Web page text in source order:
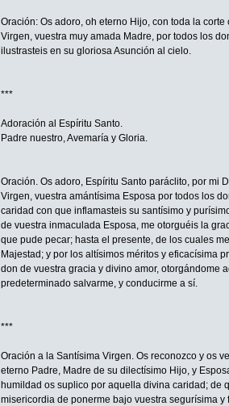
Oración: Os adoro, oh eterno Hijo, con toda la
Virgen, vuestra muy amada Madre, por todos los
ilustrasteis en su gloriosa Asunción al cielo.
***
Adoración al Espíritu Santo.
Padre nuestro, Avemaría y Gloria.
Oración. Os adoro, Espíritu Santo paráclito, por mi
Virgen, vuestra amántísima Esposa por todos los
caridad con que inflamasteis su santísimo y
de vuestra inmaculada Esposa, me otorguéis la
que pude pecar; hasta el presente, de los cuales
Majestad; y por los altísimos méritos y eficacísima
don de vuestra gracia y divino amor, otorgándome
predeterminado salvarme, y conducirme a sí.
***
Oración a la Santísima Virgen. Os reconozco y os
eterno Padre, Madre de su dilectísimo Hijo, y
humildad os suplico por aquella divina caridad; de
misericordia de ponerme bajo vuestra segurísima